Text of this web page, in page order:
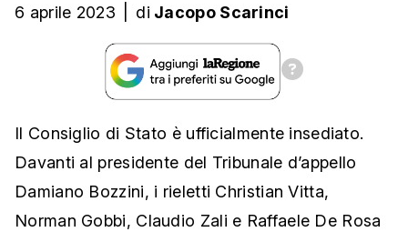
6 aprile 2023 di Jacopo Scarinci
Il Consiglio di Stato è ufficialmente insediato.
Davanti al presidente del Tribunale d’appello
Damiano Bozzini, i rieletti Christian Vitta,
Norman Gobbi, Claudio Zali e Raffaele De Rosa